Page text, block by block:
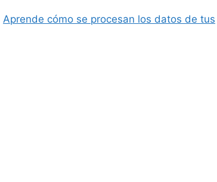
Aprende cómo se procesan los datos de tus